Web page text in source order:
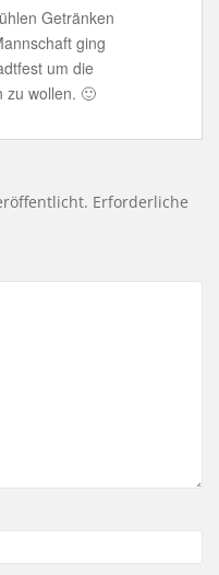
Getränken
ging
um die
zu wollen. 🙂
Erforderliche